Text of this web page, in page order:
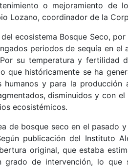
o mejoramiento de
Lozano, coordinador de la
ecosistema Bosque Seco,
periodos de sequía en el
su temperatura y fertilidad
que históricamente se ha
humanos y para la
disminuidos y con
ecosistémicos.
de bosque seco en el pasado
publicación del Instituto
original, que estaba
grado de intervención, lo